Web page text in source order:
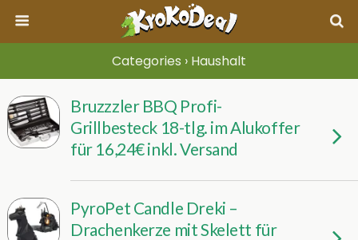
Categories › Haushalt
Bruzzzler BBQ Profi-
Grillbesteck 18-tlg. im Alukoffer
für 16,24€ inkl. Versand
PyroPet Candle Dreki –
Drachenkerze mit Skelett für